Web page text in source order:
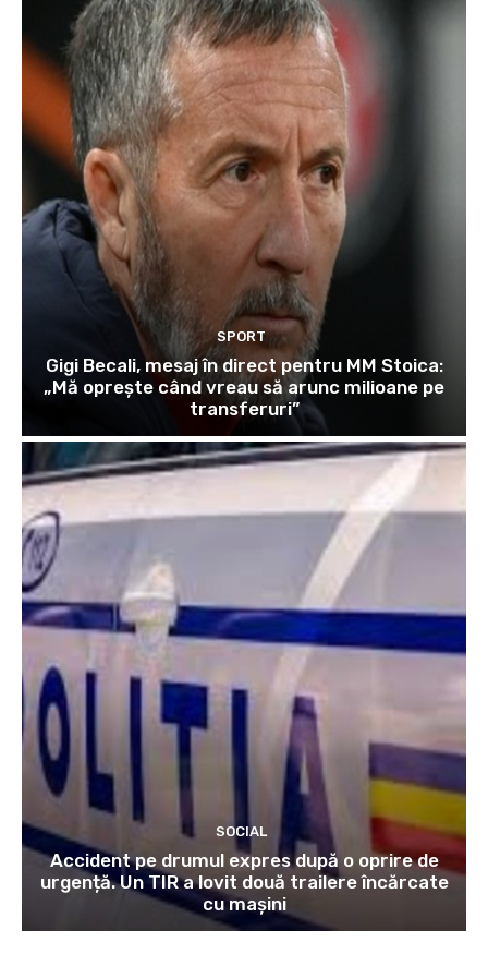
SPORT
Gigi Becali, mesaj în direct pentru MM Stoica:
„Mă oprește când vreau să arunc milioane pe
transferuri”
SOCIAL
Accident pe drumul expres după o oprire de
urgență. Un TIR a lovit două trailere încărcate
cu mașini